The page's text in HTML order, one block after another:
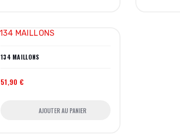
134 MAILLONS
51,90 €
AJOUTER AU PANIER